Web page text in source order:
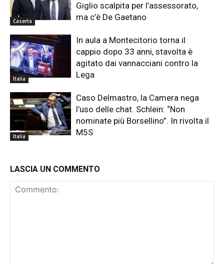
Caserta
Giglio scalpita per l’assessorato,
ma c’è De Gaetano
Italia
In aula a Montecitorio torna il
cappio dopo 33 anni, stavolta è
agitato dai vannacciani contro la
Lega
Italia
Caso Delmastro, la Camera nega
l’uso delle chat. Schlein: “Non
nominate più Borsellino”. In rivolta il
M5S
LASCIA UN COMMENTO